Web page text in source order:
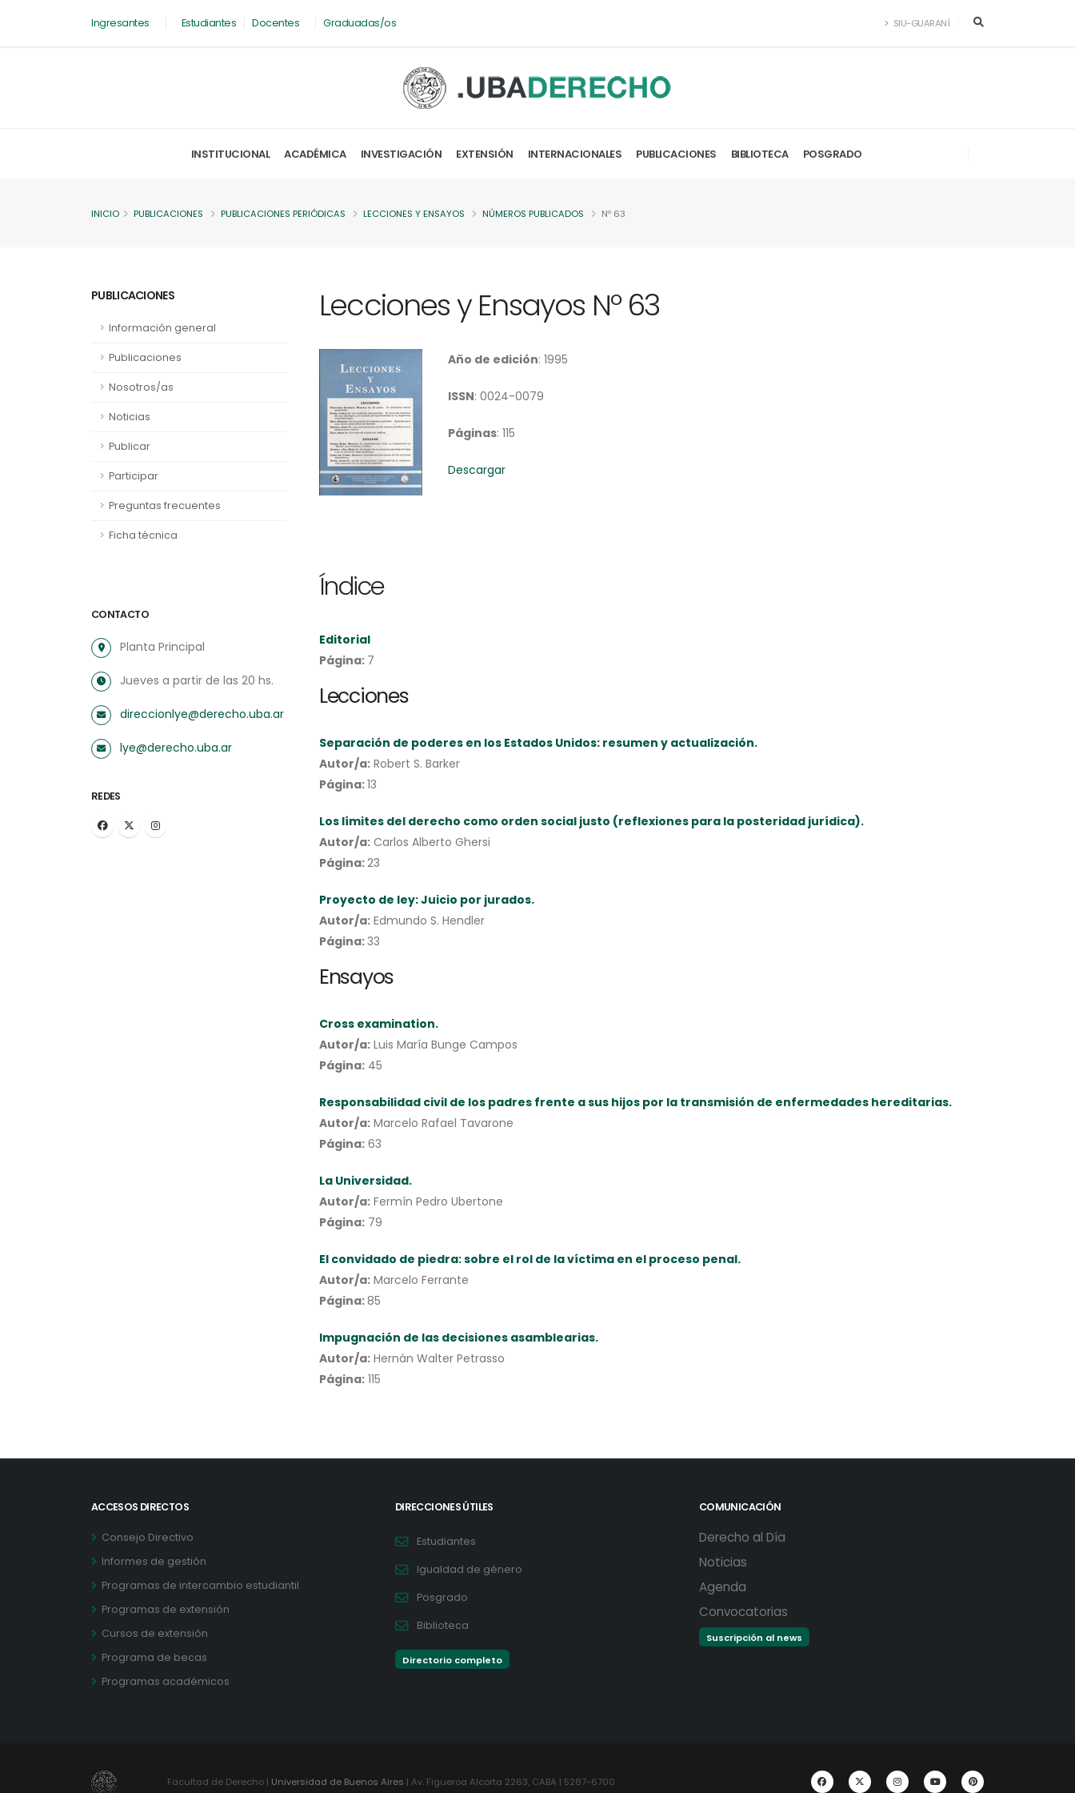
Ingresantes Estudiantes Docentes Graduadas/os SIU-GUARANÍ
INSTITUCIONAL ACADÉMICA INVESTIGACIÓN EXTENSIÓN INTERNACIONALES PUBLICACIONES BIBLIOTECA POSGRADO
INICIO PUBLICACIONES PUBLICACIONES PERIÓDICAS LECCIONES Y ENSAYOS NÚMEROS PUBLICADOS Nº 63
PUBLICACIONES
Información general
Publicaciones
Nosotros/as
Noticias
Publicar
Participar
Preguntas frecuentes
Ficha técnica
CONTACTO
Planta Principal
Jueves a partir de las 20 hs.
direccionlye@derecho.uba.ar
lye@derecho.uba.ar
REDES
Lecciones y Ensayos Nº 63
Año de edición: 1995
ISSN: 0024-0079
Páginas: 115
Descargar
Índice
Editorial
Página: 7
Lecciones
Separación de poderes en los Estados Unidos: resumen y actualización.
Autor/a: Robert S. Barker
Página:13
Los límites del derecho como orden social justo (reflexiones para la posteridad jurídica).
Autor/a: Carlos Alberto Ghersi
Página:23
Proyecto de ley: Juicio por jurados.
Autor/a: Edmundo S. Hendler
Página:33
Ensayos
Cross examination.
Autor/a: Luis María Bunge Campos
Página: 45
Responsabilidad civil de los padres frente a sus hijos por la transmisión de enfermedades hereditarias.
Autor/a: Marcelo Rafael Tavarone
Página: 63
La Universidad.
Autor/a: Fermín Pedro Ubertone
Página: 79
El convidado de piedra: sobre el rol de la víctima en el proceso penal.
Autor/a: Marcelo Ferrante
Página: 85
Impugnación de las decisiones asamblearias.
Autor/a: Hernán Walter Petrasso
Página: 115
ACCESOS DIRECTOS
Consejo Directivo
Informes de gestión
Programas de intercambio estudiantil
Programas de extensión
Cursos de extensión
Programa de becas
Programas académicos
DIRECCIONES ÚTILES
Estudiantes
Igualdad de género
Posgrado
Biblioteca
Directorio completo
COMUNICACIÓN
Derecho al Día
Noticias
Agenda
Convocatorias
Suscripción al news
Facultad de Derecho | Universidad de Buenos Aires | Av. Figueroa Alcorta 2263, CABA | 5287-6700